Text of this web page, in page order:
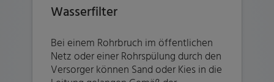
Wasserfilter
Bei einem Rohrbruch im öffentlichen
Netz oder einer Rohrspülung durch den
Versorger können Sand oder Kies in die